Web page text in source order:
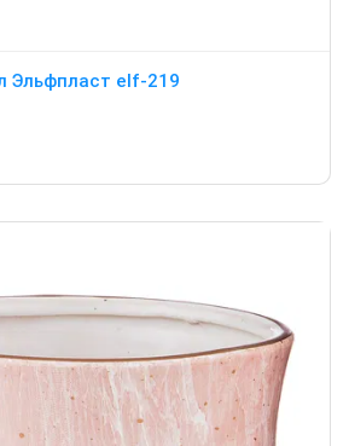
Эльфпласт elf-219